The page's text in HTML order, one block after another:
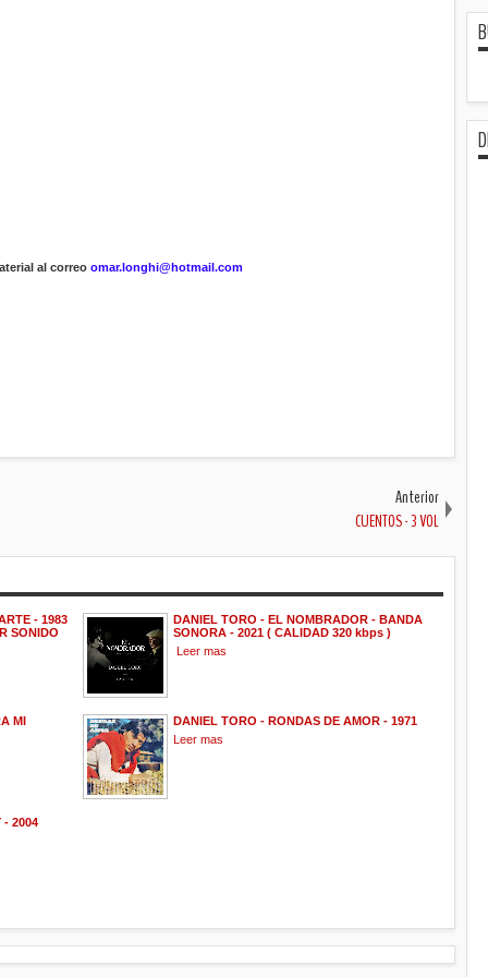
al correo omar.longhi@hotmail.com
Anterior
CUENTOS - 3 VOL
- 1983
SONIDO
DANIEL TORO - EL NOMBRADOR - BANDA
SONORA - 2021 ( CALIDAD 320 kbps )
Leer mas
MI
DANIEL TORO - RONDAS DE AMOR - 1971
Leer mas
- 2004